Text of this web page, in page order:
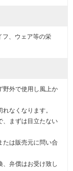
フ、ウェア等の栄
野外で使用し風上か
なくなります。
、まずは目立たない
たは販売元に問い合
、弁償はお受け致し